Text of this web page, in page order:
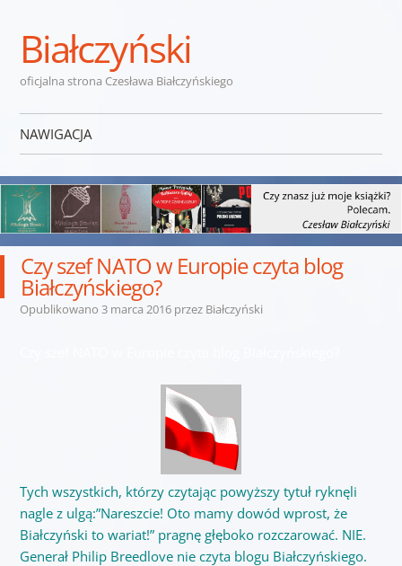
Białczyński
oficjalna strona Czesława Białczyńskiego
NAWIGACJA
Czy szef NATO w Europie czyta blog
Białczyńskiego?
Opublikowano 3 marca 2016przez Białczyński
Tych wszystkich, którzy czytając powyższy tytuł ryknęli
nagle z ulgą:”Nareszcie! Oto mamy dowód wprost, że
Białczyński to wariat!” pragnę głęboko rozczarować. NIE.
Generał Philip Breedlove nie czyta blogu Białczyńskiego.